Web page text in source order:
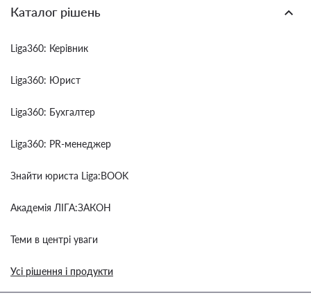
Каталог рішень
Liga360: Керівник
Liga360: Юрист
Liga360: Бухгалтер
Liga360: PR-менеджер
Знайти юриста Liga:BOOK
Академія ЛІГА:ЗАКОН
Теми в центрі уваги
Усі рішення і продукти